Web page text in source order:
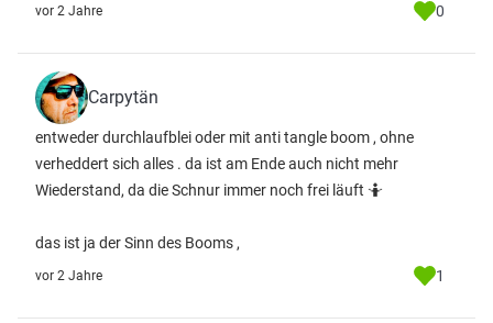
vor 2 Jahre 0
Carpytän
entweder durchlaufblei oder mit anti tangle boom , ohne
verheddert sich alles . da ist am Ende auch nicht mehr
Wiederstand, da die Schnur immer noch frei läuft 🤷
das ist ja der Sinn des Booms ,
vor 2 Jahre 1